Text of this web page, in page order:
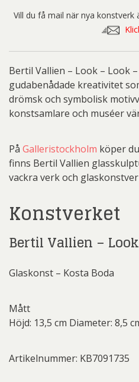
Vägghängd
skulptur
Vill du få mail när nya konstverk
Bertil Vallien – Look – Look
gudabenådade kreativitet
drömsk och symbolisk
konstsamlare och muséer
På Galleristockholm köper
finns Bertil Vallien
vackra verk och
Konstverket
Bertil Vallien –
Glaskonst – Kosta Boda
Mått
Höjd: 13,5 cm Diameter: 8,5
Artikelnummer: KB7091735